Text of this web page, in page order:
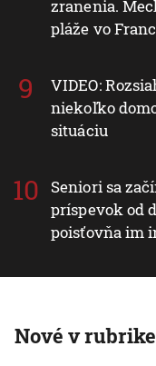
zranenia.
pláže vo
VIDEO:
niekoľko
situáciu
Seniori sa
príspevok od
poisťovňa im
Nové v